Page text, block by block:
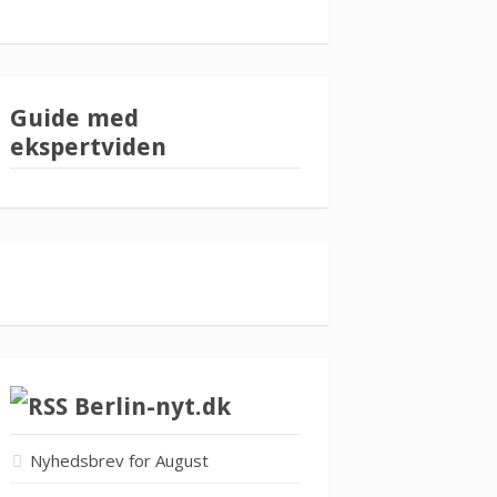
Guide med
ekspertviden
Berlin-nyt.dk
Nyhedsbrev for August